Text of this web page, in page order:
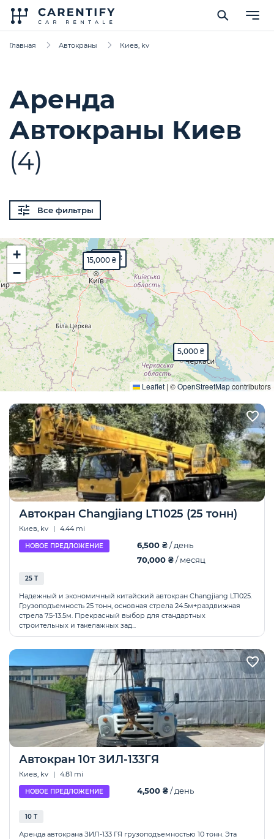
Главная Автокраны Киев, kv
Аренда
Автокраны Киев
(4)
Все фильтры
6,500 ₴
4,500 ₴
15,000 ₴
5,000 ₴
+
−
Leaflet | ©OpenStreetMapcontributors
Развернуть
Автокран Changjiang LT1025 (25 тонн)
Киев, kv | 4.44 mi
НОВОЕ ПРЕДЛОЖЕНИЕ 6,500 ₴/ день
70,000 ₴/ месяц
25 Т
Надежный и экономичный китайский автокран Changjiang LT1025.
Грузоподъемность 25 тонн, основная стрела 24.5м+раздвижная
стрела 7.5-13.5м. Прекрасный выбор для стандартных
строительных и такелажных зад...
Автокран 10т ЗИЛ-133ГЯ
Киев, kv | 4.81 mi
НОВОЕ ПРЕДЛОЖЕНИЕ 4,500 ₴/ день
10 Т
Аренда автокрана ЗИЛ-133 ГЯ грузоподъемностью 10 тонн. Эта